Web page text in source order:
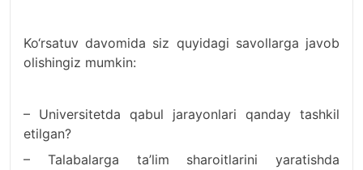
Ko‘rsatuv davomida siz quyidagi savollarga javob
olishingiz mumkin:
– Universitetda qabul jarayonlari qanday tashkil
etilgan?
– Talabalarga ta’lim sharoitlarini yaratishda